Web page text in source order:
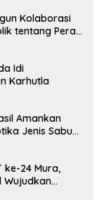
Kolaborasi
tentang Peran
Idi
Karhutla
Amankan
Jenis Sabu
ke-24 Mura,